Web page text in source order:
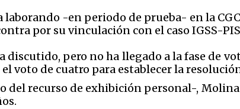
-en periodo de prueba- en la
por su vinculación con el caso IGSS-
pero no ha llegado a la fase de
voto de cuatro para establecer la
del recurso de exhibición personal-,